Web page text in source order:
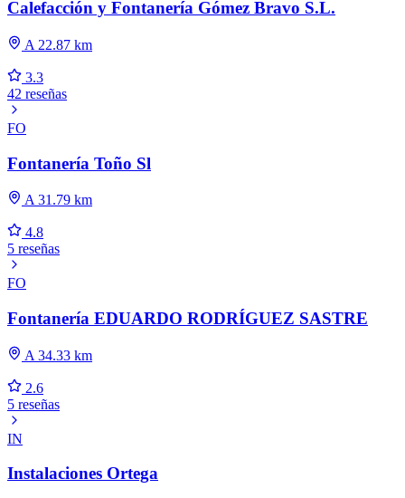
Calefacción y Fontanería Gómez Bravo S.L.
A 22.87 km
3.3
42 reseñas
FO
Fontanería Toño Sl
A 31.79 km
4.8
5 reseñas
FO
Fontanería EDUARDO RODRÍGUEZ SASTRE
A 34.33 km
2.6
5 reseñas
IN
Instalaciones Ortega